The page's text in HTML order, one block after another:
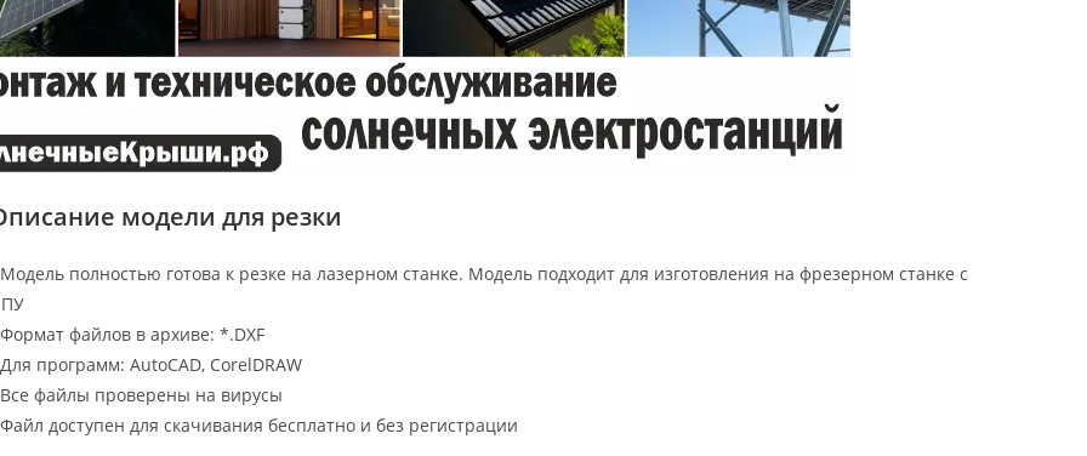
модели для резки
полностью готова к резке на лазерном станке. Модель подходит для изготовления на фрезерном станке с
файлов в архиве: *.DXF
программ: AutoCAD, CorelDRAW
файлы проверены на вирусы
доступен для скачивания бесплатно и без регистрации